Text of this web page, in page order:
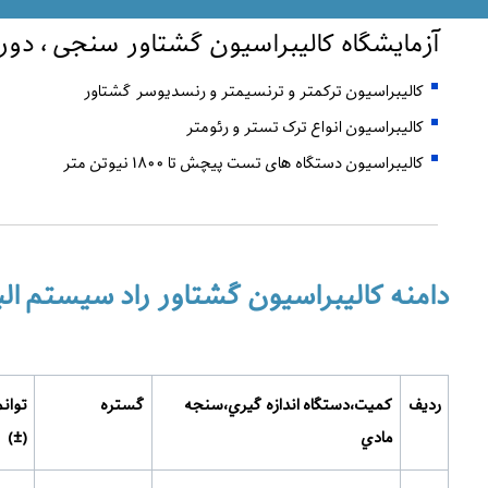
آزمایشگاه کالیبراسیون گشتاور سنجی ،
کالیبراسیون ترکمتر و ترنسیمتر و رنسدیوسر گشتاور
کالیبراسیون انواع ترک تستر و رئومتر
کالیبراسیون دستگاه های تست پیچش تا 1800 نیوتن متر
دامنه کالیبراسیون گشتاور راد سیستم
ردیف
كميت،دستگاه اندازه­ گيري،سنجه
مادي
گستره
(
±
)